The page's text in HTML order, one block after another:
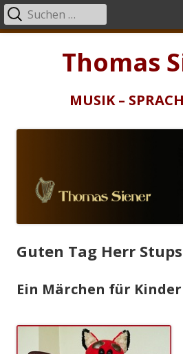
Thomas
MUSIK –
Primäres
Suchen
nach:
Guten Tag Herr
Ein Märchen für Kinder